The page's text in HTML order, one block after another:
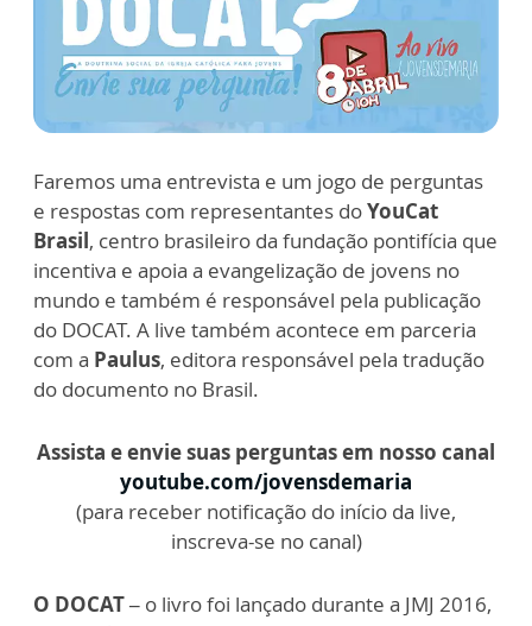
Faremos uma entrevista e um jogo de perguntas
e respostas com representantes doYouCat
Brasil, centro brasileiro da fundação pontifícia que
incentiva e apoia a evangelização de jovens no
mundo e também é responsável pela publicação
do DOCAT. A live também acontece em parceria
com a Paulus, editora responsável pela tradução
do documento no Brasil.
Assista e envie suas perguntas em nosso canal
youtube.com/jovensdemaria
(para receber notificação do início da live,
inscreva-se no canal)
O DOCAT – o livro foi lançado durante a JMJ 2016,